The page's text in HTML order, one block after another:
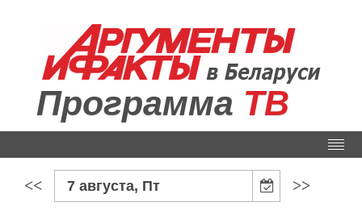
Программа ТВ
<< 7 августа, Пт >>